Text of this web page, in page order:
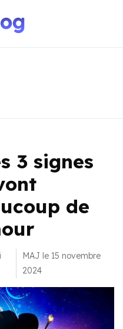
3 signes
de
MAJ le 15 novembre
2024